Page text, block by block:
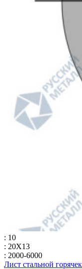
: 10
: 20Х13
: 2000-6000
Лист стальной